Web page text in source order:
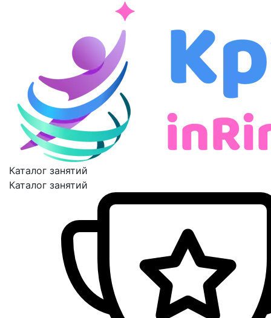
Каталог занятий
Каталог занятий